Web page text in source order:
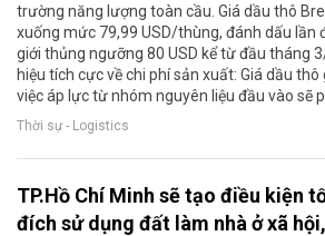
trường năng lượng toàn cầu. Giá dầu thô
xuống mức 79,99 USD/thùng, đánh dấu lần
giới thủng ngưỡng 80 USD kể từ đầu tháng
hiệu tích cực về chi phí sản xuất: Giá dầu
việc áp lực từ nhóm nguyên liệu đầu vào sẽ
Thời sự - Logistics
TP.Hồ Chí Minh sẽ tạo điều kiện
đích sử dụng đất làm nhà ở xã